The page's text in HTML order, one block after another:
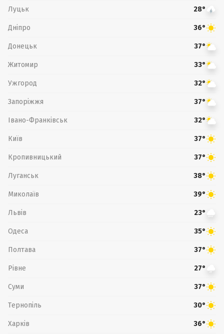
Луцьк 28°
Дніпро 36°
Донецьк 37°
Житомир 33°
Ужгород 32°
Запоріжжя 37°
Івано-Франківськ 32°
Київ 37°
Кропивницький 37°
Луганськ 38°
Миколаїв 39°
Львів 23°
Одеса 35°
Полтава 37°
Рівне 27°
Суми 37°
Тернопіль 30°
Харків 36°